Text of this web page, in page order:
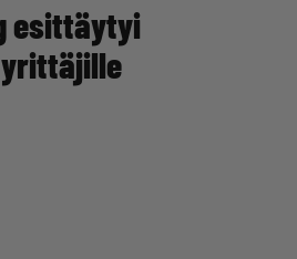
esittäytyi